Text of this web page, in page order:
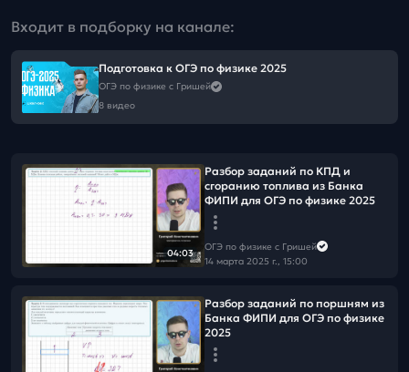
Входит в подборку на канале:
Подготовка к ОГЭ по физике 2025
ОГЭ по физике с Гришей
8 видео
04:03
Разбор заданий по КПД и
сгоранию топлива из Банка
ФИПИ для ОГЭ по физике 2025
ОГЭ по физике с Гришей
14 марта 2025 г., 15:00
Разбор заданий по поршням из
Банка ФИПИ для ОГЭ по физике
2025